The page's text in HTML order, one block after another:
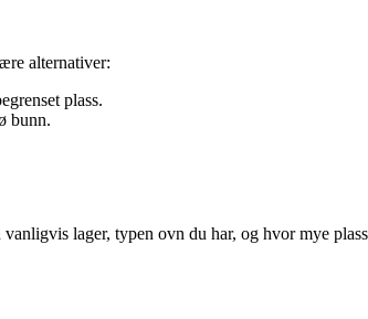
alternativer:
plass.
bunn.
lager, typen ovn du har, og hvor mye